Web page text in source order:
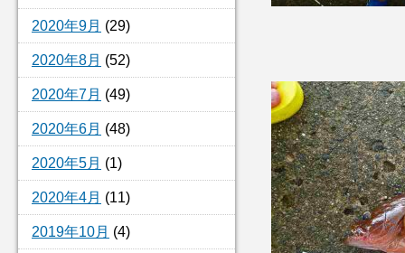
2020年9月 (29)
2020年8月 (52)
2020年7月 (49)
2020年6月 (48)
2020年5月 (1)
2020年4月 (11)
2019年10月 (4)